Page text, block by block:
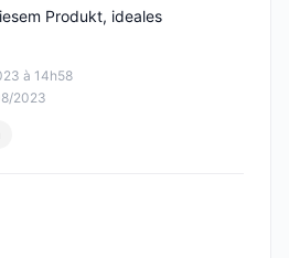
à 14h58
2023
Produkt, ideales